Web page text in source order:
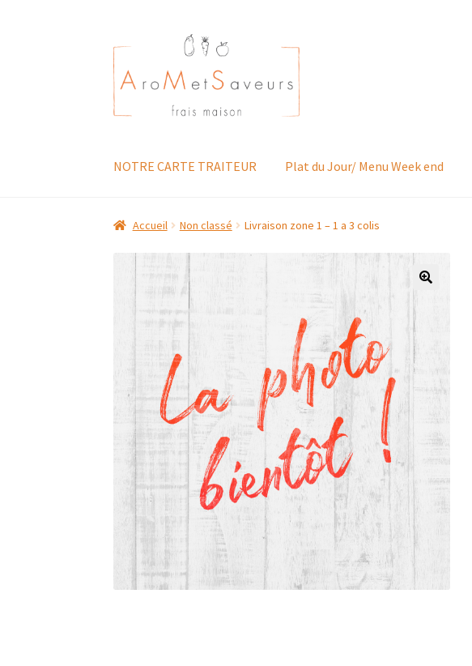
Aller
à
la
navigation
Aller
au
contenu
NOTRE CARTE TRAITEUR Plat du Jour/ Menu Week end
Accueil Non classé Livraison zone 1 – 1 a 3 colis